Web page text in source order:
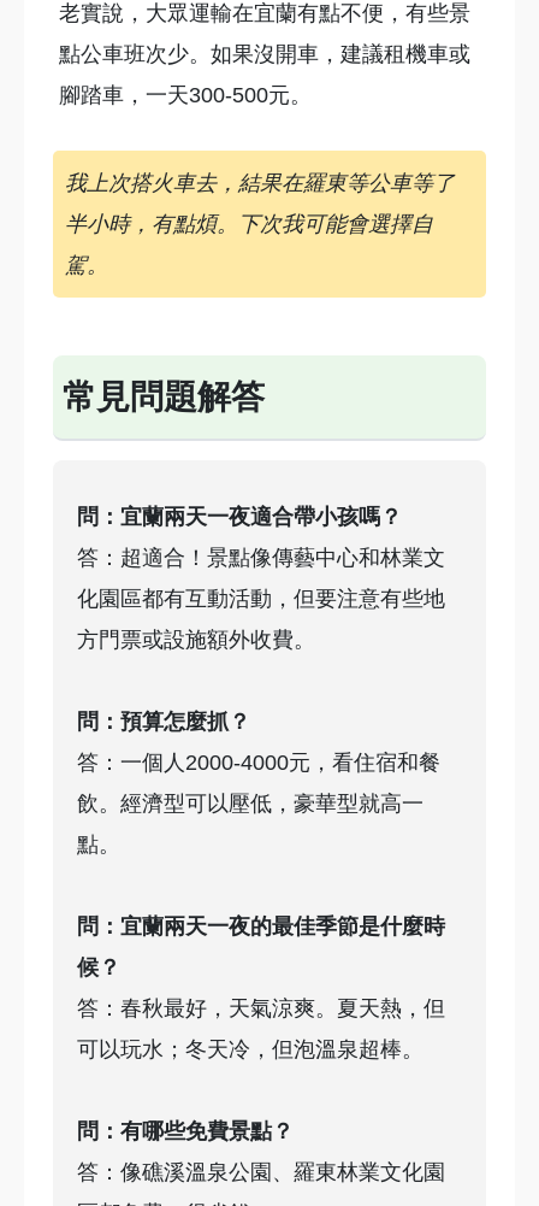
老實說，大眾運輸在宜蘭有點不便，有些景
點公車班次少。如果沒開車，建議租機車或
腳踏車，一天300-500元。
我上次搭火車去，結果在羅東等公車等了
半小時，有點煩。下次我可能會選擇自
駕。
常見問題解答
問：宜蘭兩天一夜適合帶小孩嗎？
答：超適合！景點像傳藝中心和林業文
化園區都有互動活動，但要注意有些地
方門票或設施額外收費。
問：預算怎麼抓？
答：一個人2000-4000元，看住宿和餐
飲。經濟型可以壓低，豪華型就高一
點。
問：宜蘭兩天一夜的最佳季節是什麼時
候？
答：春秋最好，天氣涼爽。夏天熱，但
可以玩水；冬天冷，但泡溫泉超棒。
問：有哪些免費景點？
答：像礁溪溫泉公園、羅東林業文化園